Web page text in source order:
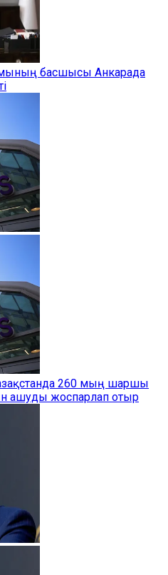
басшысы Анкарада
260 мың шаршы
ашуды жоспарлап отыр